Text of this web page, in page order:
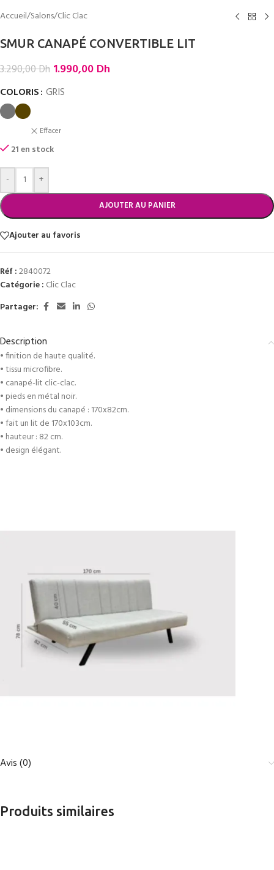
Accueil/Salons/Clic Clac
SMUR CANAPÉ CONVERTIBLE LIT
3.290,00Dh 1.990,00 Dh
COLORIS GRIS
Effacer
21 en stock
- +
AJOUTER AU PANIER
Ajouter au favoris
Réf :2840072
Catégorie : Clic Clac
Partager:
Description
• finition de haute qualité.
• tissu microfibre.
• canapé-lit clic-clac.
• pieds en métal noir.
• dimensions du canapé : 170x82cm.
• fait un lit de 170x103cm.
• hauteur : 82 cm.
• design élégant.
Avis (0)
Produits similaires